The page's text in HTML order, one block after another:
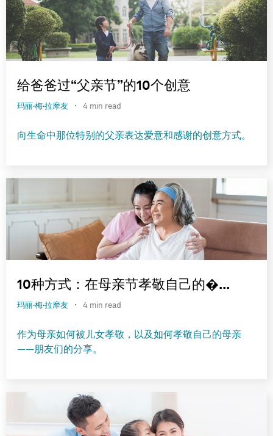
给爸爸过“父亲节”的10个创意
玛丽·梅·拉摩友 · 4 min read
向生命中那位特别的父亲表达爱意和感谢的创意方式。
10种方式：在母亲节孝敬自己的�...
玛丽·梅·拉摩友 · 4 min read
作为母亲如何被儿女孝敬，以及如何孝敬自己的母亲
——朋友们的分享。